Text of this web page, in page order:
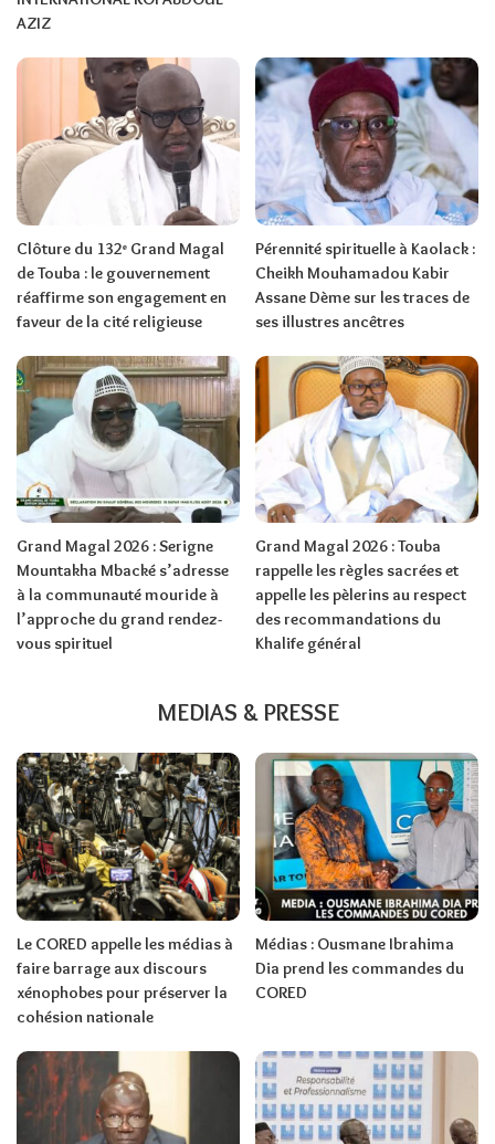
AZIZ
Clôture du 132ᵉ Grand Magal
de Touba : le gouvernement
réaffirme son engagement en
faveur de la cité religieuse
Pérennité spirituelle à Kaolack :
Cheikh Mouhamadou Kabir
Assane Dème sur les traces de
ses illustres ancêtres
Grand Magal 2026 : Serigne
Mountakha Mbacké s’adresse
à la communauté mouride à
l’approche du grand rendez-
vous spirituel
Grand Magal 2026 : Touba
rappelle les règles sacrées et
appelle les pèlerins au respect
des recommandations du
Khalife général
MEDIAS & PRESSE
Le CORED appelle les médias à
faire barrage aux discours
xénophobes pour préserver la
cohésion nationale
Médias : Ousmane Ibrahima
Dia prend les commandes du
CORED